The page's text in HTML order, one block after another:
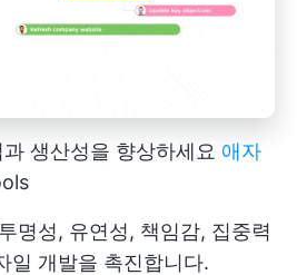
생산성을 향상하세요 애자
명성, 유연성, 책임감, 집중력
일 개발을 촉진합니다.